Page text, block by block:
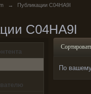
→ Публикации C04HA9I
C04HA9I
По